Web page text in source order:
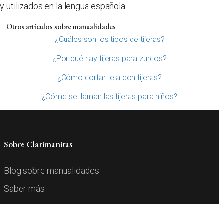
y utilizados en la lengua española.
Otros artículos sobre manualidades
¿Cuáles son los tipos de tijeras?
¿Por qué hay tijeras para zurdos?
¿Cómo cortar tela con tijeras?
¿Cómo se llaman las tijeras para niños?
Sobre Clarimanitas
Blog sobre manualidades.
Saber más